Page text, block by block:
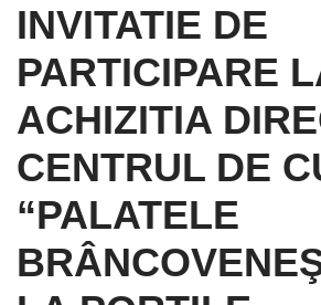
INVITATIE DE
PARTICIPARE
ACHIZITIA
CENTRUL DE
“PALATELE